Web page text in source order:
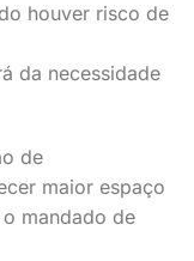
houver risco de
da necessidade
de
maior espaço
mandado de